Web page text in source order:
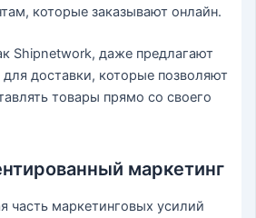
которые заказывают онлайн.
Shipnetwork, даже предлагают
доставки, которые позволяют
товары прямо со своего
маркетинг
часть маркетинговых усилий